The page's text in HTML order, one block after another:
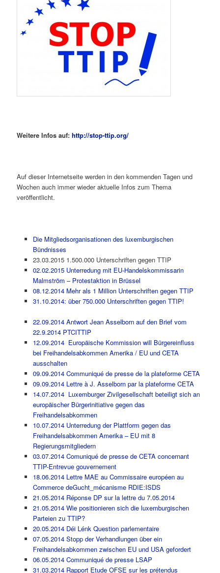
Weitere Infos auf:http://stop-ttip.org/
Auf dieser Internetseite werden in den kommenden Tagen und
Wochen auch immer wieder aktuelle Infos zum Thema
veröffentlicht.
Die Mitgliedsorganisationen des luxemburgischen
Bündnisses
23.03.2015 1.500.000 Unterschriften gegen TTIP
02.02.2015 Unterredung mit EU-Handelskommissarin
Malmström – Protestaktion in Brüssel
08.12.2014 Mehr als 1 Million Unterschriften gegen TTIP
31.10.2014: über 750.000 Unterschriften gegen TTIP!
22.09.2014 Antwort Jean Asselborn auf den Brief vom
22.9.2014 PTCITTIP
12.09.2014 Europäische Kommission will Bürgereinfluss
bei Freihandelsabkommen Amerika / EU und CETA
ausschalten
09.09.2014 Communiqué de presse de la plateforme CETA
09.09.2014 Lettre à J. Asselborn par la plateforme CETA
14.07.2014 Luxemburger Zivilgesellschaft beteiligt sich an
europäischer Bürgerinitiative gegen das
Freihandelsabkommen
10.07.2014 Unterredung der Plattform gegen das
Freihandelsabkommen Amerika – EU mit 8
Regierungsmitgliedern
03.07.2014 Comuniqué de presse de CETA concernant
TTIP-Entrevue gouvernement
18.06.2014 Lettre MAE au Commissaire européen au
Commerce deGucht_mécanisme RDIE:ISDS
21.05.2014 Réponse DP sur la lettre du 7.05.2014
21.05.2014 Wie positionieren sich die luxemburgischen
Parteien zu TTIP?
20.05.2014 Déi Lénk Question parlementaire
07.05.2014 Stopp der Verhandlungen über ein
Freihandelsabkommen zwischen EU und USA gefordert
06.05.2014 Communiqué de presse LSAP
31.03.2014 Rapport Etude OFSE sur les prétendus